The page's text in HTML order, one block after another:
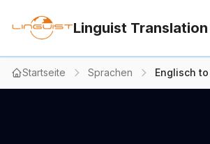
Linguist Translation
Startseite Sprachen Englisch